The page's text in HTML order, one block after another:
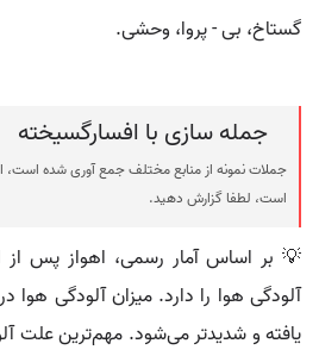
گستاخ، بی - پروا، وحشی.
جمله سازی با افسارگسیخته
جملات نمونه از منابع مختلف جمع آوری شده
است، لطفا گزارش دهید.
💡 بر اساس آمار رسمی، اهواز پس از
آلودگی هوا را دارد. میزان آلودگی هوا
یافته و شدیدتر می‌شود. مهم‌ترین علت